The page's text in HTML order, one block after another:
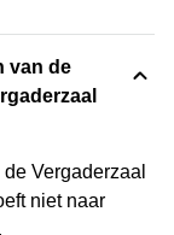
van de
Vergaderzaal
niet naar